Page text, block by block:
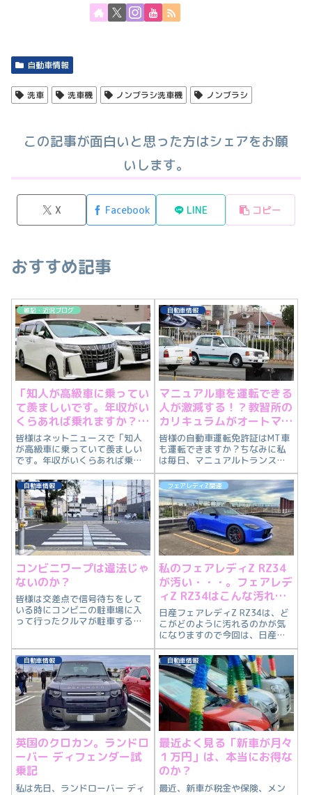
自動車情報
洗車 洗車機 ノンブラシ洗車機 ノンブラシ
この記事が面白いと思った方はシェアをお願
いします。
X Facebook LINE コピー
おすすめ記事
雑記・近況ブログ
「知人が高級車に乗ってい
て羨ましいです。年収がい
くらあれば乗れますか？」
系の記事について思うこと
皆様はネットニュースで「知人
が高級車に乗っていて羨ましい
です。年収がいくらあれば乗れ
ますか？」などの記事を見たこ
とはありませんか？内容が薄
く、誰にそのような情報を届け
たいのか？私が思うことを述べ
たいと思います。
自動車情報
マニュアル車を運転できる
人が激減する！？教習所の
カリキュラムがオートマチ
ック車が基本になる
皆様の自動車運転免許証はMT車
も運転できますか？ちなみに私
は毎日、マニュアルトランスミ
ッション車に乗っています。運
転免許証にはAT限定というもの
があり、クラッチペダルのない
オートマチックトランスミッシ
ョンが搭載されたクルマのみ運
転できる条件...
自動車情報
コンビニワープは違法じゃ
ないのか？
皆様は交差点で信号待ちをして
いる時にコンビニの駐車場に入
って行ったクルマが駐車するこ
「買い物をする訳でもなく、な
ぜコンビニの駐車場に入ってす
ぐに出て行ったのだろうか？」
と戸惑ったかと思...
フェアレディZ関連
私のフェアレディZ RZ34
が汚い・・・。フェアレデ
ィZ RZ34はこんな汚れ方
をする
日産フェアレディZ RZ34は、ど
こがどのように汚れるのかが気
になりますので今回は、日産フ
ェアレディZ RZ34の汚れの付着
の様子を紹介します。
自動車情報
英国のクロカン。ランドロ
ーバー ディフェンダー試
乗記
私は先日、ランドローバー ディ
自動車情報
最近よく見る「新車が月々
１万円」は、本当にお得な
のか？
最近、新車が税金や保険、メン